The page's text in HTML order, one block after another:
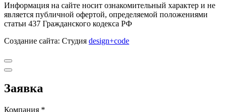
Информация на сайте носит ознакомительный характер и не
является публичной офертой, определяемой положениями
статьи 437 Гражданского кодекса РФ
Создание сайта: Студия design+code
Заявка
Компания *